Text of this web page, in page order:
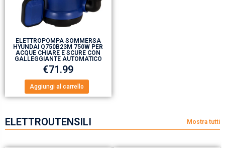
ELETTROPOMPA SOMMERSA
HYUNDAI Q750B23M 750W PER
ACQUE CHIARE E SCURE CON
GALLEGGIANTE AUTOMATICO
€71.99
Aggiungi al carrello
ELETTROUTENSILI Mostra tutti